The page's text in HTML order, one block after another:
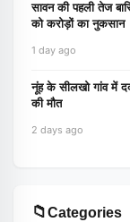
सावन की पहली तेज
को करोड़ों का नुकसान
1 day ago
नूंह के सीलखो गांव में
की मौत
2 days ago
📁Categories